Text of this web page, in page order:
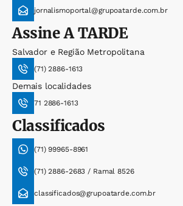
jornalismoportal@grupoatarde.com.br
AssineA TARDE
Salvador e Região Metropolitana
(71) 2886-1613
Demais localidades
71 2886-1613
Classificados
(71) 99965-8961
(71) 2886-2683 / Ramal 8526
classificados@grupoatarde.com.br